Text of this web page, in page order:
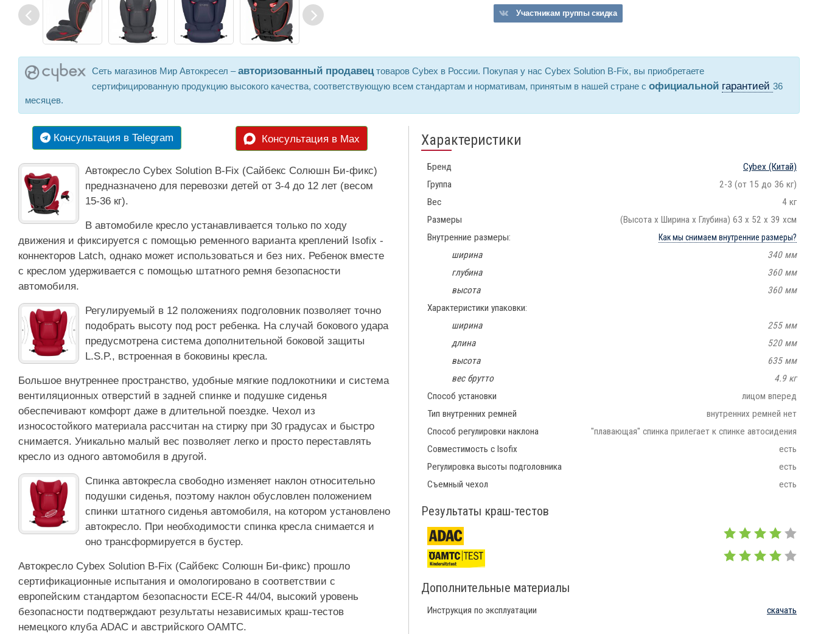
Участникам группыскидка
Сеть магазинов Мир Автокресел –авторизованный продавецтоваров Cybex в России. Покупая у нас Cybex Solution B-Fix, вы приобретаете
сертифицированную продукцию высокого качества, соответствующую всем стандартам и нормативам, принятым в нашей стране с официальной гарантией 36
месяцев.
Консультация в Telegram Консультация в Max
Автокресло Cybex Solution B-Fix (Сайбекс Солюшн Би-фикс)
предназначено для перевозки детей от 3-4 до 12 лет (весом
15-36 кг).
В автомобиле кресло устанавливается только по ходу
движения и фиксируется с помощью ременного варианта креплений Isofix -
коннекторов Latch, однако может использоваться и без них. Ребенок вместе
с креслом удерживается с помощью штатного ремня безопасности
автомобиля.
Регулируемый в 12 положениях подголовник позволяет точно
подобрать высоту под рост ребенка. На случай бокового удара
предусмотрена система дополнительной боковой защиты
L.S.P., встроенная в боковины кресла.
Большое внутреннее пространство, удобные мягкие подлокотники и система
вентиляционных отверстий в задней спинке и подушке сиденья
обеспечивают комфорт даже в длительной поездке. Чехол из
износостойкого материала рассчитан на стирку при 30 градусах и быстро
снимается. Уникально малый вес позволяет легко и просто переставлять
кресло из одного автомобиля в другой.
Спинка автокресла свободно изменяет наклон относительно
подушки сиденья, поэтому наклон обусловлен положением
спинки штатного сиденья автомобиля, на котором установлено
автокресло. При необходимости спинка кресла снимается и
оно трансформируется в бустер.
Автокресло Cybex Solution B-Fix (Сайбекс Солюшн Би-фикс) прошло
сертификационные испытания и омологировано в соответствии с
европейским стандартом безопасности ECE-R 44/04, высокий уровень
безопасности подтверждают результаты независимых краш-тестов
немецкого клуба ADAC и австрийского OAMTC.
Характеристики
Бренд Cybex (Китай)
Группа
2-3 (от 15 до 36 кг)
Вес
4 кг
Размеры
(Высота х Ширина х Глубина) 63 х 52 х 39 хсм
Внутренние размеры:
Как мы снимаем внутренние размеры?
ширина
340 мм
глубина
360 мм
высота
360 мм
Характеристики упаковки:
ширина
255 мм
длина
520 мм
высота
635 мм
вес брутто
4.9 кг
Способ установки
лицом вперед
Тип внутренних ремней
внутренних ремней нет
Способ регулировки наклона
"плавающая" спинка прилегает к спинке автосидения
Совместимость с Isofix
есть
Регулировка высоты подголовника
есть
Съемный чехол
есть
Результаты краш-тестов
Дополнительные материалы
Инструкция по эксплуатации скачать